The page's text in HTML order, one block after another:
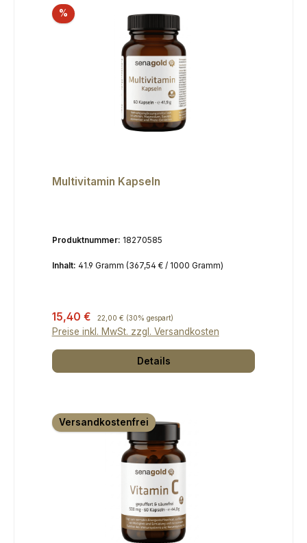
%Rabatt
Multivitamin Kapseln
Produktnummer: 18270585
Inhalt: 41.9 Gramm (367,54 € / 1000 Gramm)
Verkaufspreis:
15,40 € Regulärer Preis:
22,00 € (30% gespart)
Preise inkl. MwSt. zzgl. Versandkosten
Details
Versandkostenfrei